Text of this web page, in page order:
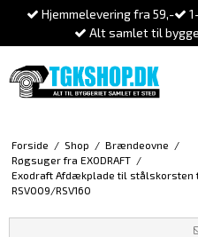
Hjemmelevering fra 59,-
Alt samlet til
Forside / Shop / Brændeovne /
Røgsuger fra EXODRAFT /
Exodraft Afdækplade til
RSV009/RSV160